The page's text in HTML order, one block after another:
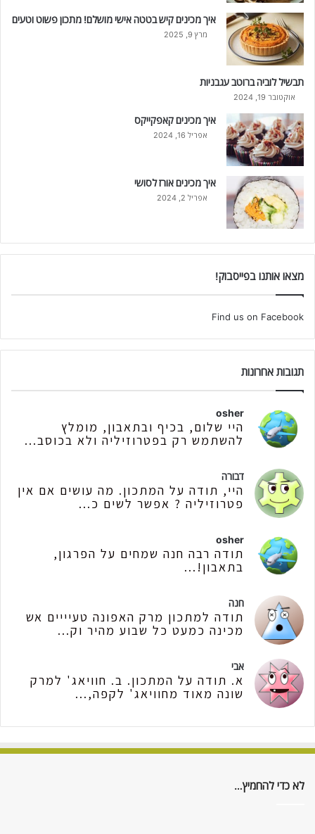
איך מכינים קיש בטטה אישי מושלם! מתכון פשוט וטעים
מרץ 9, 2025
תבשיל לוביה ברוטב עגבניות
אוקטובר 19, 2024
איך מכינים קאפקייקס
אפריל 16, 2024
איך מכינים אורז לסושי
אפריל 2, 2024
מצאו אותנו בפייסבוק!
Find us on Facebook
תגובות אחרונות
osher
היי שלום, בכיף ובתאבון, מומלץ
להשתמש רק בפטרוזיליה ולא בכוסב...
דבורה
היי, תודה על המתכון. מה עושים אם אין
פטרוזיליה ? אפשר לשים כ...
osher
תודה רבה חנה שמחים על הפרגון,
בתאבון!...
חנה
תודה למתכון מרק האפונה טעיייים אש
מכינה כמעט כל שבוע מהיר וק...
אבי
א. תודה על המתכון. ב. חוויאג' למרק
שונה מאוד מחוויאג' לקפה,...
לא כדי להחמיץ…